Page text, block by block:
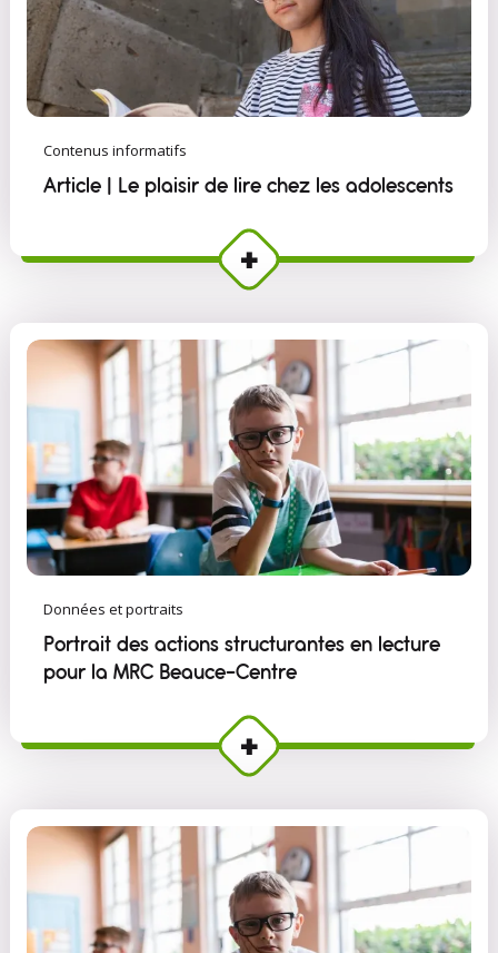
Contenus informatifs
Article | Le plaisir de lire chez les adolescents
Données et portraits
Portrait des actions structurantes en lecture
pour la MRC Beauce-Centre